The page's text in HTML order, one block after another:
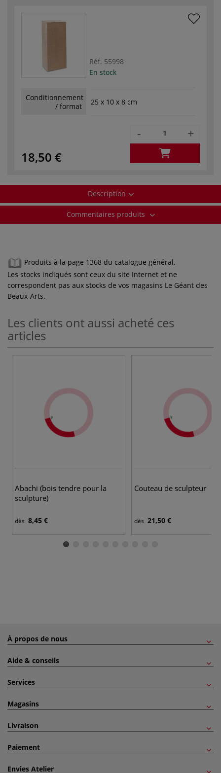
Réf. 55998
En stock
Conditionnement
/ format
25 x 10 x 8 cm
18,50 €
- +
Description
Commentaires produits
Produits à la page 1368 du catalogue général.
Les stocks indiqués sont ceux du site Internet et ne
correspondent pas aux stocks de vos magasins Le Géant des
Beaux-Arts.
Les clients ont aussi acheté ces
articles
Abachi (bois tendre pour la
sculpture)
dès 8,45 €
Couteau de sculpteur
dès 21,50 €
À propos de nous
Aide & conseils
Services
Magasins
Livraison
Paiement
Envies Atelier